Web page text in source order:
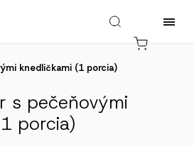
knedličkami (1 porcia)
s pečeňovými
porcia)